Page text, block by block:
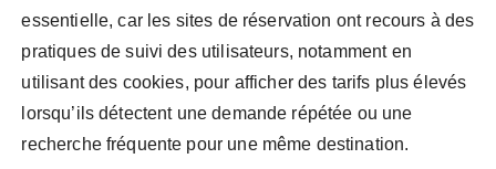
essentielle, car les sites de réservation ont recours à des
pratiques de suivi des utilisateurs, notamment en
utilisant des cookies, pour afficher des tarifs plus élevés
lorsqu’ils détectent une demande répétée ou une
recherche fréquente pour une même destination.